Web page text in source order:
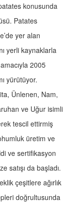
konusunda
Patates
yer alan
yerli kaynaklarla
2005
yürütüyor.
Ünlenen, Nam,
ve Uğur isimli
tescil ettirmiş
üretim ve
ve sertifikasyon
satışı da başladı.
çeşitlere ağırlık
doğrultusunda